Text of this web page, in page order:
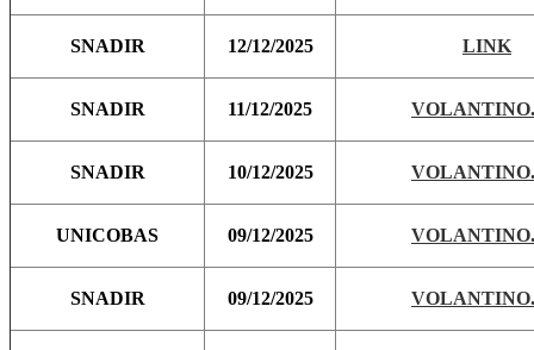
SNADIR 12/12/2025 LINK
SNADIR 11/12/2025
SNADIR 10/12/2025
UNICOBAS 09/12/2025
SNADIR 09/12/2025